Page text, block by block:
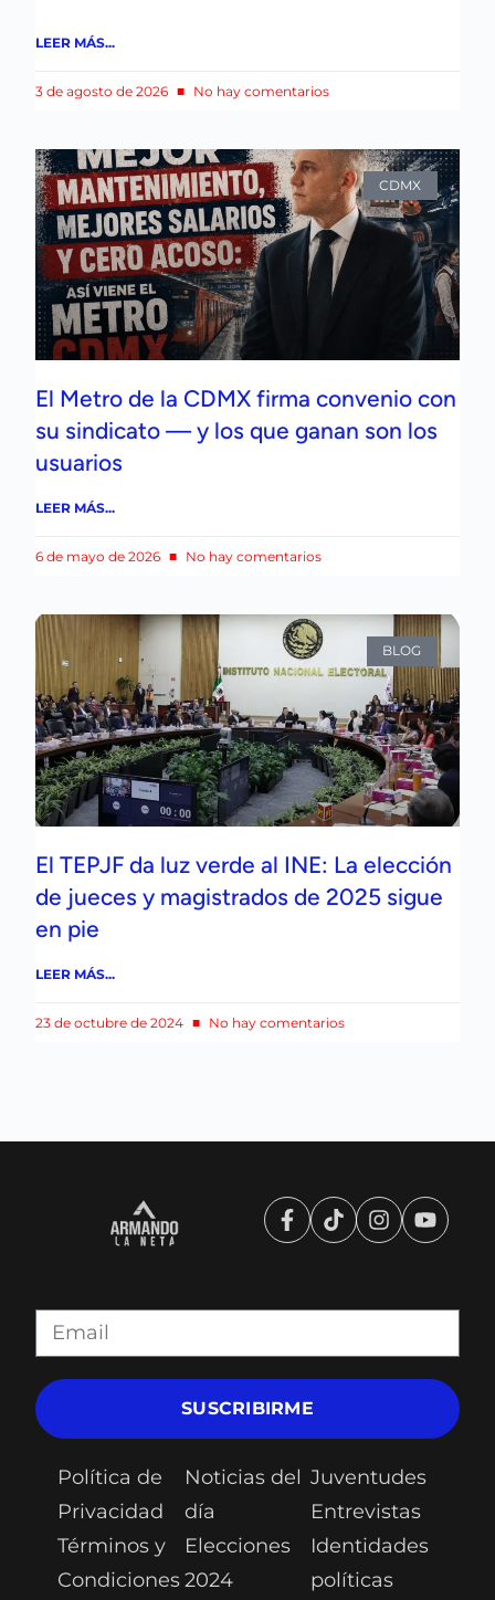
LEER MÁS...
3 de agosto de 2026 No hay comentarios
CDMX
El Metro de la CDMX firma convenio con
su sindicato — y los que ganan son los
usuarios
LEER MÁS...
6 de mayo de 2026 No hay comentarios
BLOG
El TEPJF da luz verde al INE: La elección
de jueces y magistrados de 2025 sigue
en pie
LEER MÁS...
23 de octubre de 2024 No hay comentarios
SUSCRIBIRME
Política de
Privacidad
Términos y
Condiciones
Noticias del
día
Elecciones
2024
Juventudes
Entrevistas
Identidades
políticas